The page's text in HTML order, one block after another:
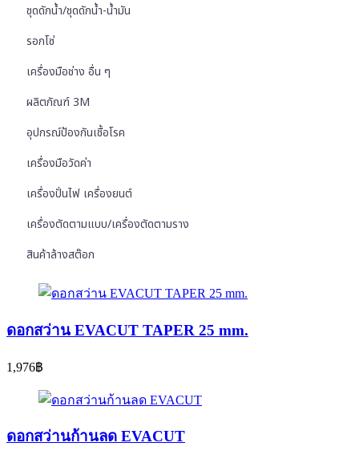
ชุดดักน้ำ/ชุดดักน้ำ-น้ำมัน
รอกโซ่
เครื่องมือช่าง อื่น ๆ
ผลิตภัณฑ์ 3M
อุปกรณ์ป้องกันเชื้อโรค
เครื่องมือวัดค่า
เครื่องปั่นไฟ เครื่องยนต์
เครื่องตัดตามแบบ/เครื่องตัดตามราง
สินค้าล้างสต๊อก
ดอกสว่าน EVACUT TAPER 25 mm.
1,976฿
ดอกสว่านก้านลด EVACUT